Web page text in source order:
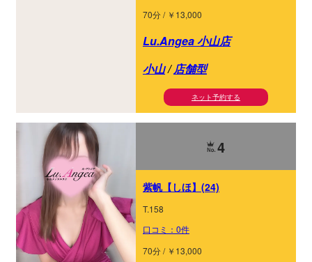
70分 / ￥13,000
Lu.Angea 小山店
小山/店舗型
ネット予約する
4
紫帆【しほ】(24)
T.158
口コミ：0件
70分 / ￥13,000